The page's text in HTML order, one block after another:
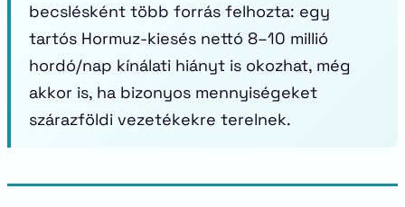
becslésként több forrás felhozta: egy
tartós Hormuz-kiesés nettó 8–10 millió
hordó/nap kínálati hiányt is okozhat, még
akkor is, ha bizonyos mennyiségeket
szárazföldi vezetékekre terelnek.